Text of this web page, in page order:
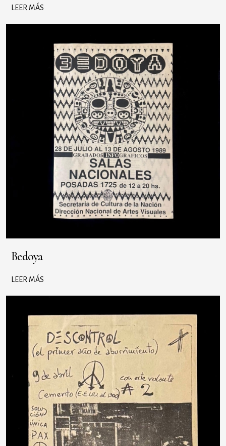
LEER MÁS
Bedoya
LEER MÁS